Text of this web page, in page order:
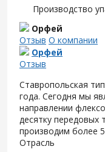
Производство
Орфей
Отзыв О компании
Орфей
Отзыв
Ставропольская
года. Сегодня мы
направлении
десятку
производим более
Отрасль